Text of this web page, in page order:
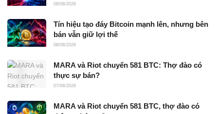
08/08/2026
Tín hiệu tạo đáy Bitcoin mạnh lên, nhưng bên
bán vẫn giữ lợi thế
08/08/2026
MARA và Riot chuyển 581 BTC: Thợ đào có
thực sự bán?
07/08/2026
MARA và Riot chuyển 581 BTC, thợ đào có